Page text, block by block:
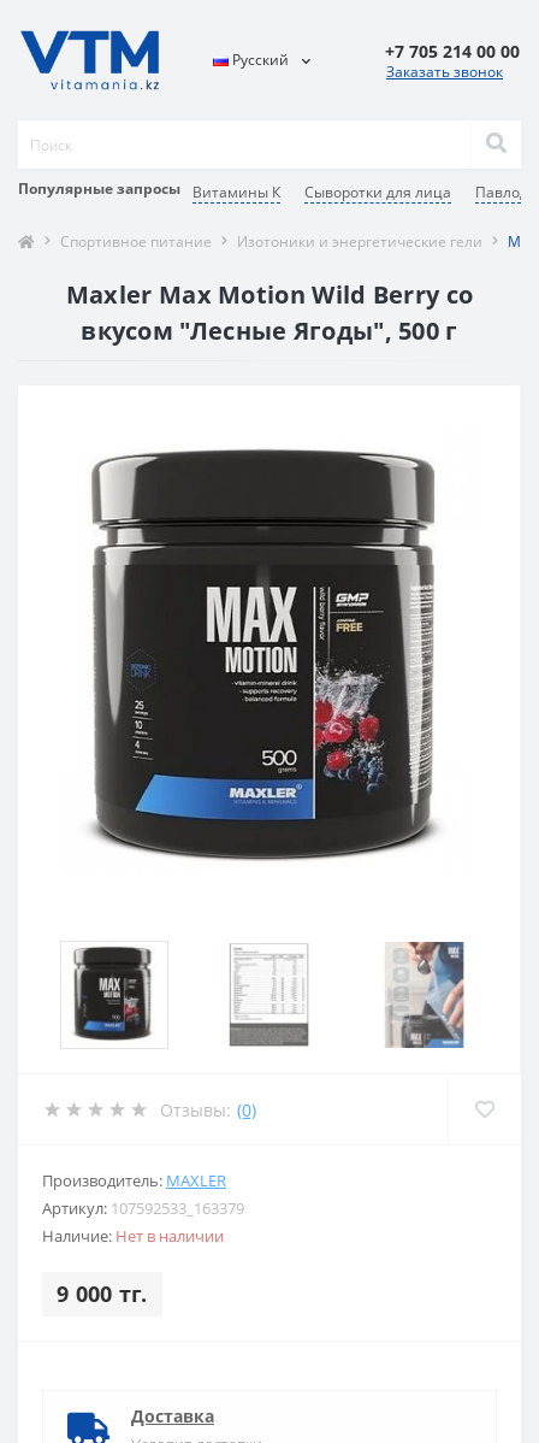
Популярные запросы Витамины К Сыворотки для лица
Русский +7 705 214 00 00
Заказать звонок
Спортивное питание Изотоники и энергетические гели
Maxler Max Motion Wild Berry со
вкусом "Лесные Ягоды", 500 г
Отзывы: (0)
Производитель: MAXLER
Артикул: 107592533_163379
Наличие: Нет в наличии
9 000 тг.
Доставка